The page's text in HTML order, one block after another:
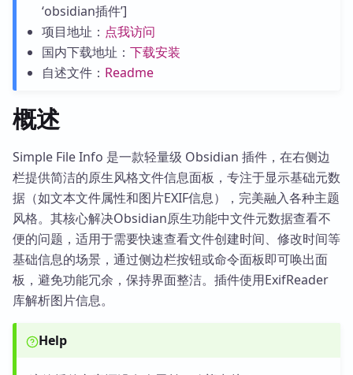
‘obsidian插件’]
项目地址： 点我访问
国内下载地址： 下载安装
自述文件： Readme
概述
Simple File Info 是一款轻量级 Obsidian 插件，在右侧边
栏提供简洁的原生风格文件信息面板，专注于显示基础元数
据（如文本文件属性和图片EXIF信息），完美融入各种主题
风格。其核心解决Obsidian原生功能中文件元数据查看不
便的问题，适用于需要快速查看文件创建时间、修改时间等
基础信息的场景，通过侧边栏按钮或命令面板即可唤出面
板，避免功能冗余，保持界面整洁。插件使用ExifReader
库解析图片信息。
Help